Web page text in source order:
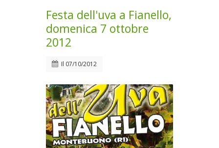
Festa dell'uva a Fianello,
domenica 7 ottobre
2012
Il 07/10/2012